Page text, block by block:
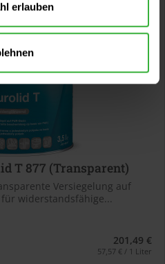
erlauben
T 877 (Transparent)
Versiegelung auf
widerstandsfähige...
201,49 €
57,57 € / 1 Liter